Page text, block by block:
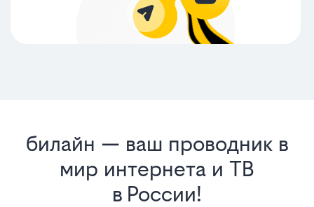
билайн — ваш проводник в
мир интернета и ТВ
в России!